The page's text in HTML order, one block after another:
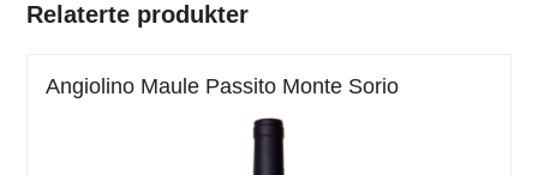
Relaterte produkter
Angiolino Maule Passito Monte Sorio